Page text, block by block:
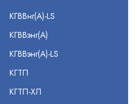
КГВВнг(А)-LS
КГВВэнг(А)
КГВВэнг(А)-LS
КГТП
КГТП-ХЛ